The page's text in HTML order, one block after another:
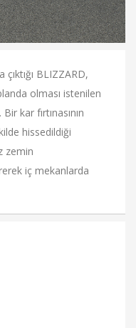
BLIZZARD,
olması istenilen
kar fırtınasının
hissedildiği
zemin
iç mekanlarda